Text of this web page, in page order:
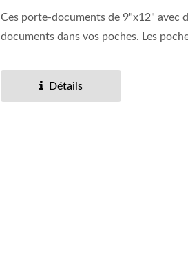
Ces porte-documents de 9"x12" avec
documents dans vos poches. Les
Détails